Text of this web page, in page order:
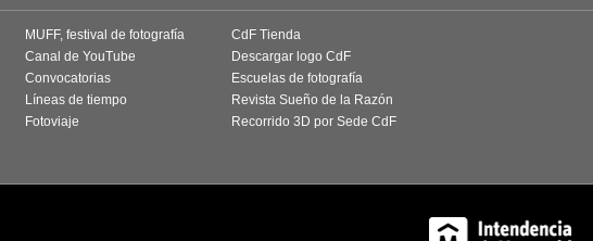
MUFF, festival de fotografía
Canal de YouTube
Convocatorias
Líneas de tiempo
Fotoviaje
CdF Tienda
Descargar logo CdF
Escuelas de fotografía
Revista Sueño de la Razón
Recorrido 3D por Sede CdF